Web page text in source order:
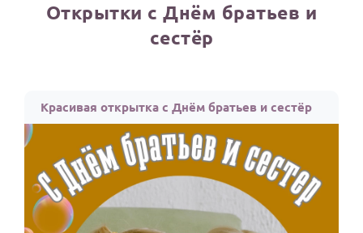
Открытки
Стихи и тексты
ПРАЗДНИКИ
С Днем рождения
ИНСТРУМЕНТЫ
ОТЗЫВЫ
Открытки с Днём братьев и
сестёр
Красивая открытка с Днём братьев и сестёр